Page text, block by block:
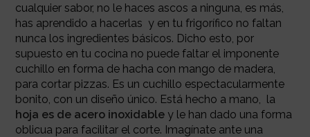
cualquier sabor, no le haces ascos a ninguna, es más,
has aprendido a hacerlas y en tu frigorífico no faltan
nunca los ingredientes básicos. Dicho esto, por
supuesto en tu cocina no puede faltar el imponente
cuchillo en forma de hacha con mango de madera,
para cortar pizzas. Es un cuchillo espectacularmente
bonito, con un diseño único. Está hecho a mano, la
hoja es de acero inoxidabley le han dado una forma
oblicua para facilitar el corte. Imagínate ante una